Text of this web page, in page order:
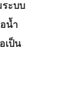
ระบบ
น้ำ
เป็น